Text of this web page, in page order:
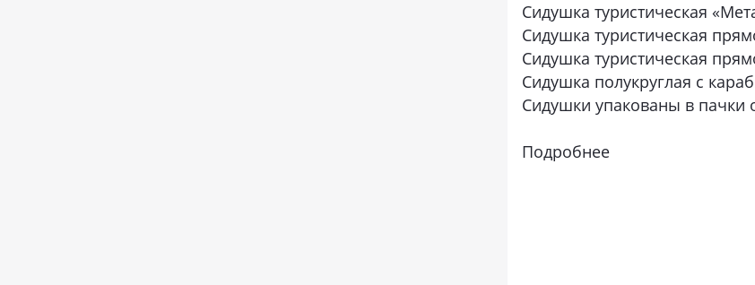
Сидушка туристическая
Сидушка туристическая
Сидушка туристическая
Сидушка полукруглая с
Сидушки упакованы в пачки
Подробнее